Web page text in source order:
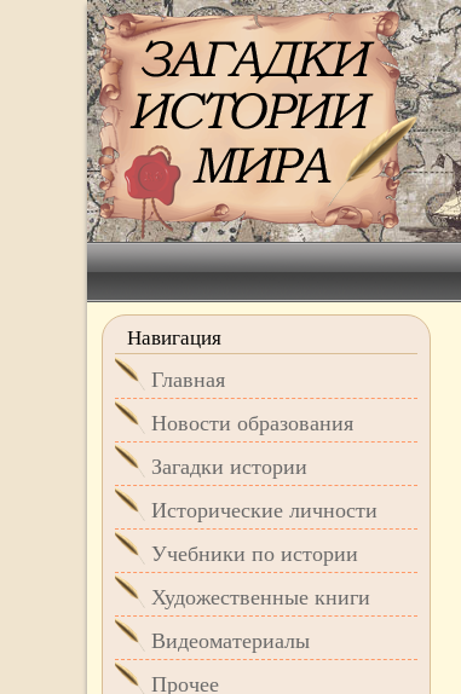
Навигация
Главная
Новости образования
Загадки истории
Исторические личности
Учебники по истории
Художественные книги
Видеоматериалы
Прочее